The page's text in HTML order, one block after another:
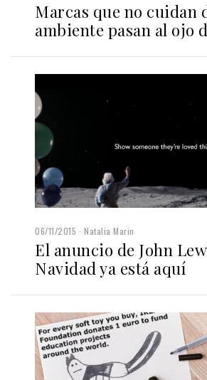
Marcas que no cuidan
ambiente pasan al ojo
06/11/2015 Natalia Marin
El anuncio de John
Navidad ya está aquí